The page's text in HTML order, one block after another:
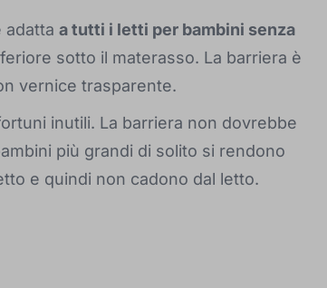
adatta a tutti i letti per bambini senza
sotto il materasso. La barriera è
vernice trasparente.
inutili. La barriera non dovrebbe
più grandi di solito si rendono
e quindi non cadono dal letto.